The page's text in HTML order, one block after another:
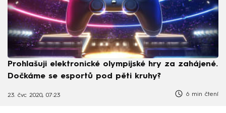
Prohlašuji elektronické olympijské hry za zahájené.
Dočkáme se esportů pod pěti kruhy?
23. čvc 2020, 07:23 6 min čtení